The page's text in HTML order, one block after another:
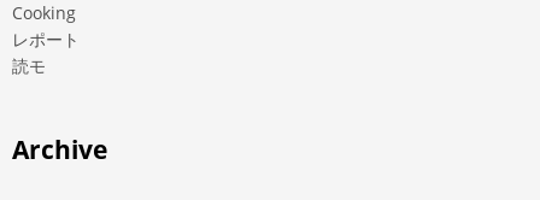
Cooking
レポート
読モ
Archive